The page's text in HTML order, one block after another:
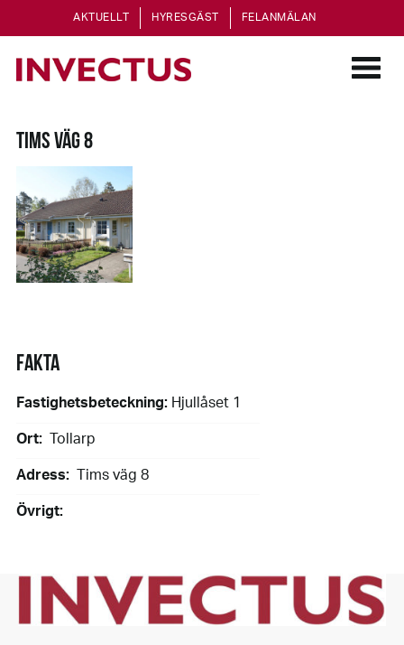
AKTUELLT HYRESGÄST FELANMÄLAN
TIMS VÄG 8
FAKTA
Fastighetsbeteckning:Hjullåset 1
Ort: Tollarp
Adress: Tims väg 8
Övrigt: